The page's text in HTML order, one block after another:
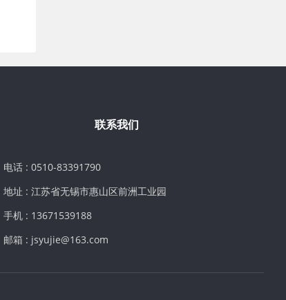
联系我们
电话 : 0510-83391790
地址 : 江苏省无锡市惠山区前洲工业园
手机 : 13671539188
邮箱 : jsyujie@163.com